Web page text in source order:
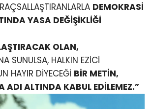
DEMOKRASİ
YASA DEĞİŞİKLİĞİ
OLAN,
SUNULSA, HALKIN EZİCİ
HAYIR DİYECEĞİ BİR METİN,
ADI ALTINDA KABUL EDİLEMEZ.”